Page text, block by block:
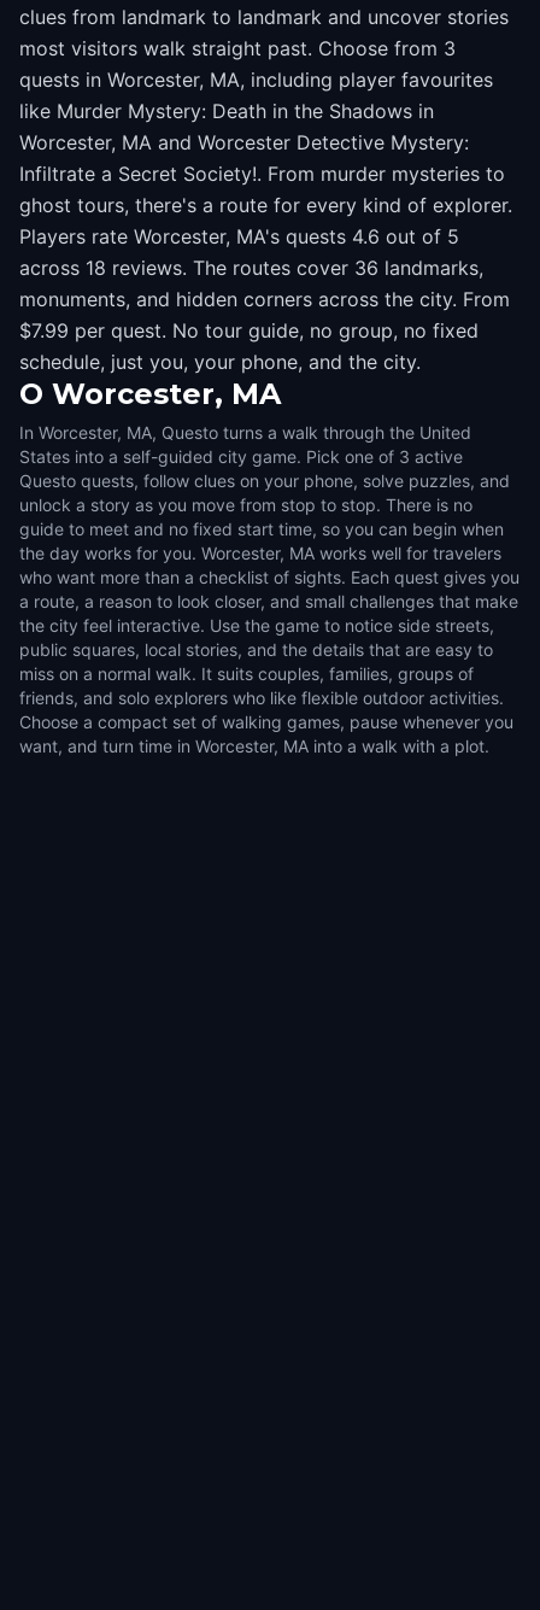
clues from landmark to landmark and uncover stories
most visitors walk straight past. Choose from 3
quests in Worcester, MA, including player favourites
like Murder Mystery: Death in the Shadows in
Worcester, MA and Worcester Detective Mystery:
Infiltrate a Secret Society!. From murder mysteries to
ghost tours, there's a route for every kind of explorer.
Players rate Worcester, MA's quests 4.6 out of 5
across 18 reviews. The routes cover 36 landmarks,
monuments, and hidden corners across the city. From
$7.99 per quest. No tour guide, no group, no fixed
schedule, just you, your phone, and the city.
O Worcester, MA
In Worcester, MA, Questo turns a walk through the United
States into a self-guided city game. Pick one of 3 active
Questo quests, follow clues on your phone, solve puzzles, and
unlock a story as you move from stop to stop. There is no
guide to meet and no fixed start time, so you can begin when
the day works for you. Worcester, MA works well for travelers
who want more than a checklist of sights. Each quest gives you
a route, a reason to look closer, and small challenges that make
the city feel interactive. Use the game to notice side streets,
public squares, local stories, and the details that are easy to
miss on a normal walk. It suits couples, families, groups of
friends, and solo explorers who like flexible outdoor activities.
Choose a compact set of walking games, pause whenever you
want, and turn time in Worcester, MA into a walk with a plot.